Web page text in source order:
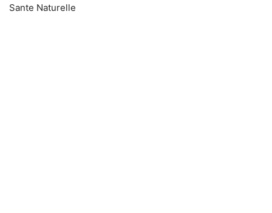
Sante Naturelle